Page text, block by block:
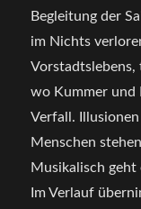
Begleitung der
im Nichts
Vorstadtslebens,
wo Kummer und
Verfall.
Menschen
Musikalisch geht
Im Verlauf